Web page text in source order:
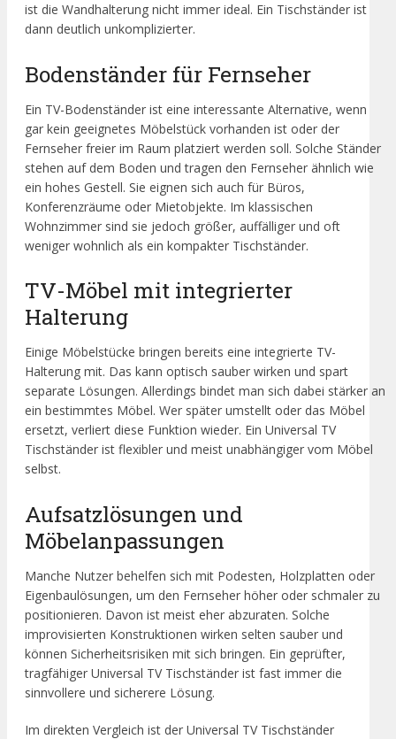
ist die Wandhalterung nicht immer ideal. Ein Tischständer ist
dann deutlich unkomplizierter.
Bodenständer für Fernseher
Ein TV-Bodenständer ist eine interessante Alternative, wenn
gar kein geeignetes Möbelstück vorhanden ist oder der
Fernseher freier im Raum platziert werden soll. Solche Ständer
stehen auf dem Boden und tragen den Fernseher ähnlich wie
ein hohes Gestell. Sie eignen sich auch für Büros,
Konferenzräume oder Mietobjekte. Im klassischen
Wohnzimmer sind sie jedoch größer, auffälliger und oft
weniger wohnlich als ein kompakter Tischständer.
TV-Möbel mit integrierter
Halterung
Einige Möbelstücke bringen bereits eine integrierte TV-
Halterung mit. Das kann optisch sauber wirken und spart
separate Lösungen. Allerdings bindet man sich dabei stärker an
ein bestimmtes Möbel. Wer später umstellt oder das Möbel
ersetzt, verliert diese Funktion wieder. Ein Universal TV
Tischständer ist flexibler und meist unabhängiger vom Möbel
selbst.
Aufsatzlösungen und
Möbelanpassungen
Manche Nutzer behelfen sich mit Podesten, Holzplatten oder
Eigenbaulösungen, um den Fernseher höher oder schmaler zu
positionieren. Davon ist meist eher abzuraten. Solche
improvisierten Konstruktionen wirken selten sauber und
können Sicherheitsrisiken mit sich bringen. Ein geprüfter,
tragfähiger Universal TV Tischständer ist fast immer die
sinnvollere und sicherere Lösung.
Im direkten Vergleich ist der Universal TV Tischständer